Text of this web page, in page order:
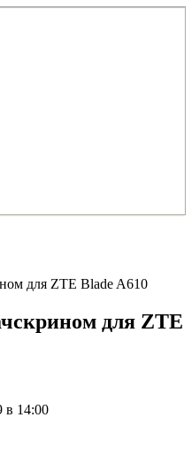
для ZTE Blade A610
для ZTE
в 14:00